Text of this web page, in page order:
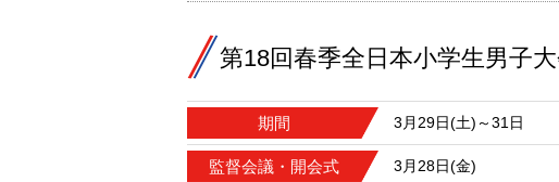
第18回春季全日本小学生男子
期間 3月29日(土)～31日
監督会議・開会式 3月28日(金)